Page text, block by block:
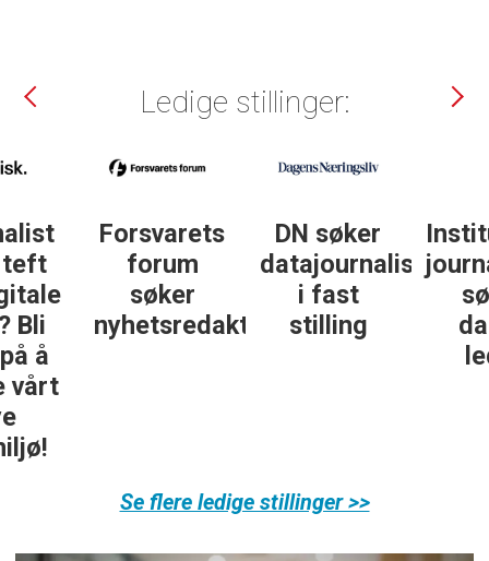
Ledige stillinger:
DN søker
datajournalist
i fast
stilling
Institutt for
journalistikk
daglig
DN søker
some-
journalist
Se flere ledige stillinger >>